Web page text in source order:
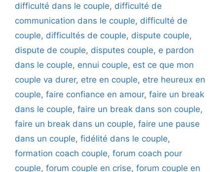
difficulté dans le couple, difficulté de
communication dans le couple, difficulté de
couple, difficultés de couple, dispute couple,
dispute de couple, disputes couple, e pardon
dans le couple, ennui couple, est ce que mon
couple va durer, etre en couple, etre heureux en
couple, faire confiance en amour, faire un break
dans le couple, faire un break dans son couple,
faire un break dans un couple, faire une pause
dans un couple, fidélité dans le couple,
formation coach couple, forum coach pour
couple, forum couple en crise, forum couple en